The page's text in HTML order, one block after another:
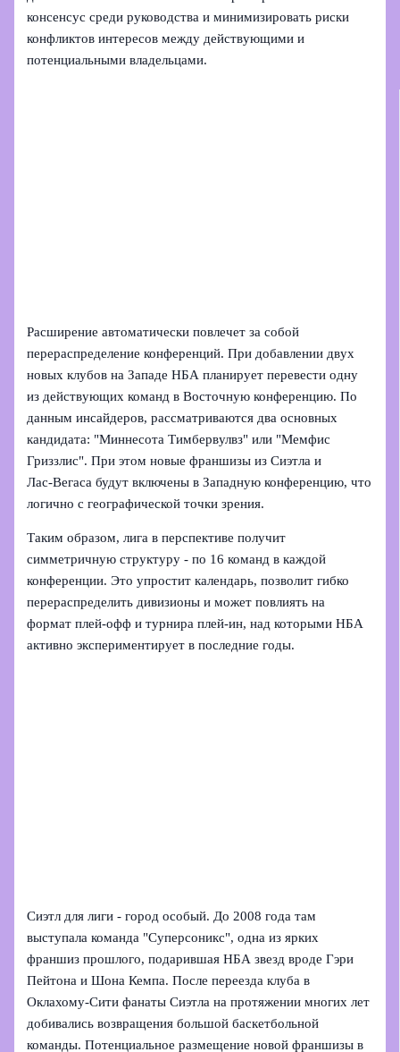
консенсус среди руководства и минимизировать риски
конфликтов интересов между действующими и
потенциальными владельцами.
Расширение автоматически повлечет за собой
перераспределение конференций. При добавлении двух
новых клубов на Западе НБА планирует перевести одну
из действующих команд в Восточную конференцию. По
данным инсайдеров, рассматриваются два основных
кандидата: "Миннесота Тимбервулвз" или "Мемфис
Гриззлис". При этом новые франшизы из Сиэтла и
Лас‑Вегаса будут включены в Западную конференцию, что
логично с географической точки зрения.
Таким образом, лига в перспективе получит
симметричную структуру - по 16 команд в каждой
конференции. Это упростит календарь, позволит гибко
перераспределить дивизионы и может повлиять на
формат плей‑офф и турнира плей‑ин, над которыми НБА
активно экспериментирует в последние годы.
Сиэтл для лиги - город особый. До 2008 года там
выступала команда "Суперсоникс", одна из ярких
франшиз прошлого, подарившая НБА звезд вроде Гэри
Пейтона и Шона Кемпа. После переезда клуба в
Оклахому‑Сити фанаты Сиэтла на протяжении многих лет
добивались возвращения большой баскетбольной
команды. Потенциальное размещение новой франшизы в